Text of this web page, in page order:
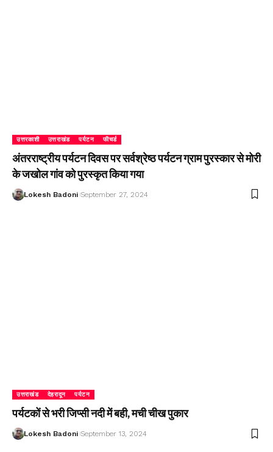
उत्तरकाशी उत्तराखंड पर्यटन फीचर्ड
अंतरराष्ट्रीय पर्यटन दिवस पर सर्वश्रेष्ठ पर्यटन ग्राम पुरस्कार से मोरी
के जखोल गांव को पुरस्कृत किया गया
Lokesh Badoni September 27, 2024
उत्तराखंड देहरादून पर्यटन
पर्यटकों से भरी जिप्सी नदी में बही, मची चीख पुकार
Lokesh Badoni September 13, 2024